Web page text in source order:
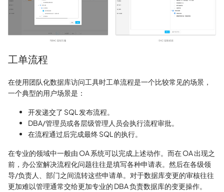
工单流程
在使用团队化数据库访问工具时工单流程是一个比较常见的场景，
一个典型的用户场景是：
开发递交了 SQL 发布流程。
DBA/管理员或各层级管理人员会执行流程审批。
在流程通过后完成最终 SQL 的执行。
在专业的领域中一般由 OA 系统可以完成上述动作。而在 OA 出现之
前，办公室解决流程化问题往往是填写各种申请表。然后在各级领
导/负责人、部门之间流转这些申请单。对于数据库变更的审核往往
更加难以管理通常交给更加专业的 DBA 负责数据库的变更操作。